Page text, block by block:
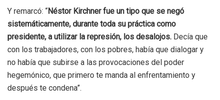
Y remarcó: “Néstor Kirchner fue un tipo que se negó
sistemáticamente, durante toda su práctica como
presidente, a utilizar la represión, los desalojos. Decía que
con los trabajadores, con los pobres, había que dialogar y
no había que subirse a las provocaciones del poder
hegemónico, que primero te manda al enfrentamiento y
después te condena”.